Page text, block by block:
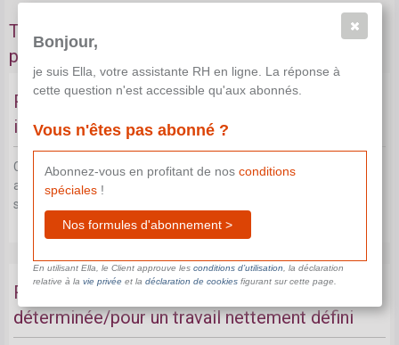
Types de contrats pouvant faire l'objet d'un
préavis
Résiliation d'un contrat de travail à durée
indéterminée
Ce document n'est pas disponible dans le cadre de votre
abonnement actuel.
supplémentaire.
Résiliation d'un contrat de travail à durée
déterminée/pour un travail nettement défini
Bonjour,
je suis Ella, votre assistante RH en ligne. La réponse à
cette question n'est accessible qu'aux abonnés.
Vous n'êtes pas abonné ?
Abonnez-vous en profitant de nos conditions
spéciales!
Nos formules d'abonnement >
En utilisant Ella, le Client approuve les conditions d’utilisation , la déclaration
relative à la vie privéeet la déclaration de cookiesfigurant sur cette page.